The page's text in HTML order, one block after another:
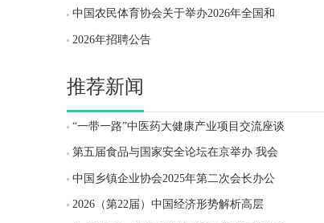
中国农民体育协会关于举办2026年全国和
2026年招聘公告
推荐新闻
“一带一路”中医药大健康产业项目交流座谈
第五届食品与国家安全论坛在京举办 我会
中国乡镇企业协会2025年第二次会长办公
2026（第22届）中国经济形势解析高层